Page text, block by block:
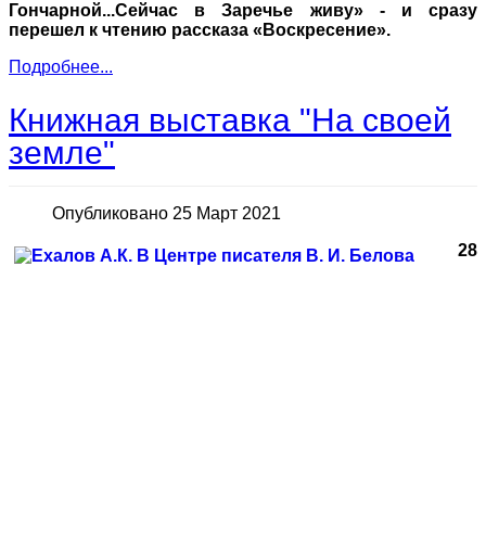
Гончарной...Сейчас в Заречье живу» - и сразу
перешел к чтению рассказа «Воскресение».
Подробнее...
Книжная выставка "На своей
земле"
Опубликовано 25 Март 2021
28